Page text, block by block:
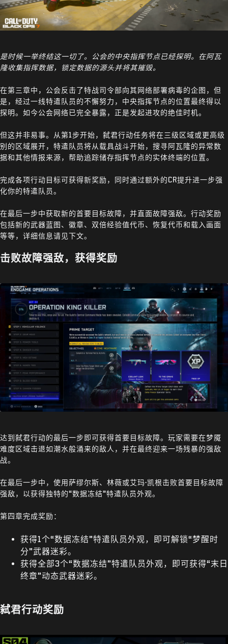
是时候一举终结这一切了。公会的中央指挥节点已经探明。在阿瓦
隆收集指挥数据，锁定数据的源头并将其摧毁。
在第三章中，公会反击了特战司令部向其网络部署病毒的企图，但
是，经过一线特遣队员的不懈努力，中央指挥节点的位置最终得以
探明。如今公会网络已完全暴露，正是发起进攻的绝佳时机。
但这并非易事。从第1步开始，弑君行动任务将在三级区域或更高级
别的区域展开，特遣队员将从载具战斗开始，搜寻阿瓦隆的异常数
据和其他情报来源，帮助追踪储存指挥节点的实体终端的位置。
完成各项行动目标可获得新奖励，同时通过额外的CR提升进一步强
化你的特遣队员。
在最后一步中获取新的首要目标故障，并直面故障强敌。行动奖励
包括新的武器蓝图、徽章、双倍经验值代币、恢复代币和载入画面
等等，详细信息请见下文。
击败故障强敌，获得奖励
达到弑君行动的最后一步即可获得首要目标故障。玩家需要在梦魇
难度区域击退如潮水般涌来的敌人，并在最终迎来一场残暴的强敌
战。
在最后一步中，使用萨缪尔斯、林薇或艾玛·凯根击败首要目标故障
强敌，以获得独特的“数据冻结”特遣队员外观。
第四章完成奖励：
获得1个“数据冻结”特遣队员外观，即可解锁“梦醒时
分”武器迷彩。
获得全部3个“数据冻结”特遣队员外观，即可获得“末日
终章”动态武器迷彩。
弑君行动奖励